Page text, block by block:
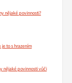
nějaké povinnosti?
to s hrazením
nějaké povinnosti vůči